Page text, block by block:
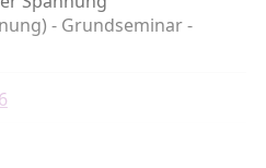
- Grundseminar -